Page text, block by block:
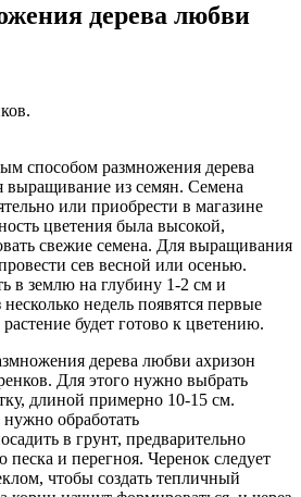
дерева любви
способом размножения дерева
выращивание из семян. Семена
или приобрести в магазине
цветения была высокой,
свежие семена. Для выращивания
сев весной или осенью.
в землю на глубину 1-2 см и
недель появятся первые
будет готово к цветению.
дерева любви ахризон
Для этого нужно выбрать
длиной примерно 10-15 см.
обработать
в грунт, предварительно
и перегноя. Черенок следует
чтобы создать тепличный